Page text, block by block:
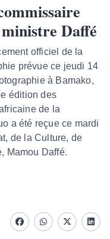
Daffé
officiel de la
prévue ce jeudi 14
à Bamako,
édition des
de la
a été reçue ce mardi
de la Culture, de
Mamou Daffé.
FacebookwhatsappTwitter